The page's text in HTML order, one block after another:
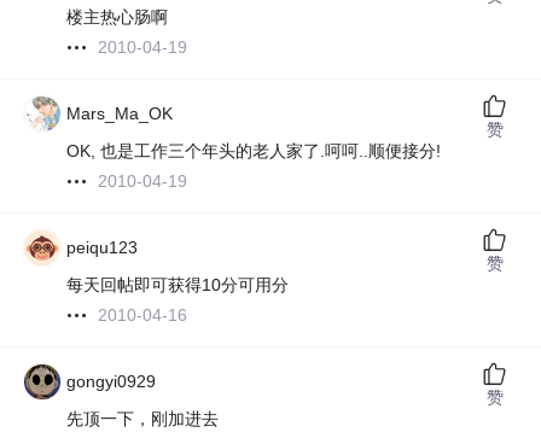
楼主热心肠啊
2010-04-19
Mars_Ma_OK
OK, 也是工作三个年头的老人家了.呵呵..顺便接分!
2010-04-19
赞
peiqu123
每天回帖即可获得10分可用分
2010-04-16
赞
gongyi0929
先顶一下，刚加进去
赞